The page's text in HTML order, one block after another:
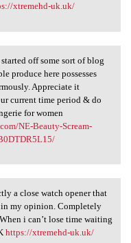
xtremehd-uk.uk/
started
off some sort of blog
produce here possesses
Appreciate it
current time period & do
for women
NE-Beauty-Scream-
a
a close watch opener that
in my opinion. Completely
i can’t lose time waiting
https://xtremehd-uk.uk/